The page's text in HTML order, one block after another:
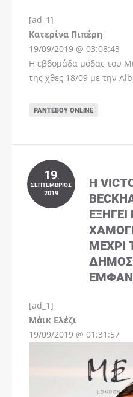
[ad_1]
Kατερίνα Πιπέρη
19/09/2019 @ 03:08:43
Η εβδομάδα μόδας του
της χθες 18/09 με την
ΡΑΝΤΕΒΟΎ ONLINE
19.
ΣΕΠΤΈΜΒΡΙΟΣ
2019
Η
ΕΞΗΓΕΊ
ΜΈΧΡΙ
[ad_1]
Μάικ Ελέζι
19/09/2019 @ 01:31:57